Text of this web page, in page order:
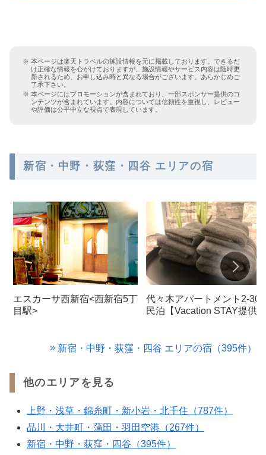
本ページは楽天トラベルの施設情報を元に掲載しております。できるだ
け正確な情報を心がけておりますが、施設情報やサービス内容は随時更
新されるため、お申し込み時と異なる場合がございます。あらかじめご
了承下さい。
本ページにはプロモーションが含まれており、一部スポンサー提供のコ
ンテンツが含まれています。内容については信頼性を重視し、レビュー
や評価は公平中立な視点で表現しています。
新宿・中野・荻窪・四谷 エリアの宿
エスカーサ西新宿<西新宿5丁
目駅>
代々木アパートメント2-
民泊【Vacation STAY提供】
新宿・中野・荻窪・四谷 エリアの宿（395件）
他のエリアを見る
上野・浅草・錦糸町・新小岩・北千住（787件）
品川・大井町・蒲田・羽田空港（267件）
新宿・中野・荻窪・四谷（395件）